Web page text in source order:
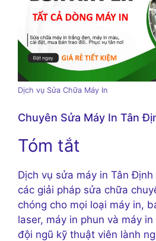
Dịch vụ Sửa Chữa Máy In
Chuyên Sửa Máy In Tân
Tóm tắt
Dịch vụ sửa máy in Tân Định
các giải pháp sửa chữa
chóng cho mọi loại máy in,
laser, máy in phun và máy
đội ngũ kỹ thuật viên lành